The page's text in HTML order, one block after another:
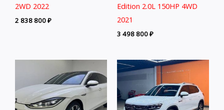
2WD 2022
2 838 800₽
Edition 2.0L 150HP 4WD
2021
3 498 800₽